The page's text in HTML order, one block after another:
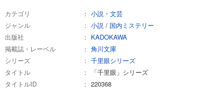
カテゴリ
小説・文芸
ジャンル
小説 / 国内ミステリー
出版社
KADOKAWA
掲載誌・レーベル
角川文庫
シリーズ
千里眼シリーズ
タイトル
「千里眼」シリーズ
タイトルID
220368